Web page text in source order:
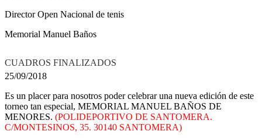
Director Open Nacional de tenis
Memorial Manuel Baños
CUADROS FINALIZADOS
25/09/2018
Es un placer para nosotros poder celebrar una nueva edición de este
torneo tan especial, MEMORIAL MANUEL BAÑOS DE
MENORES. (POLIDEPORTIVO DE SANTOMERA.
C/MONTESINOS, 35. 30140 SANTOMERA)